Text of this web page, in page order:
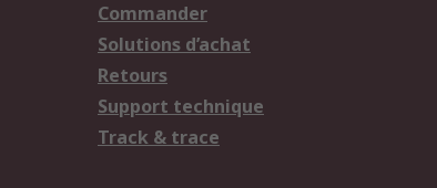
Commander
Solutions d’achat
Retours
Support technique
Track & trace